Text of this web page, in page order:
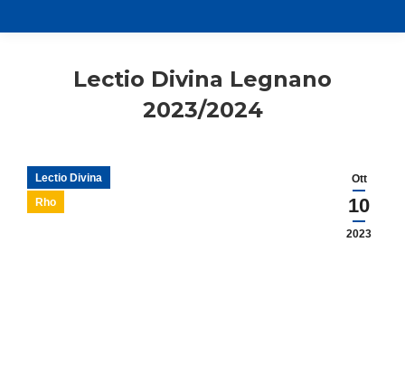
Lectio Divina Legnano
2023/2024
Ott
10
2023
Lectio Divina
Rho